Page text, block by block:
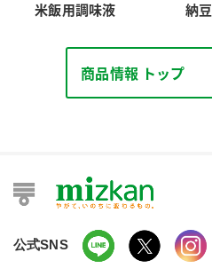
米飯用調味液 納豆
商品情報 トップ
公式SNS